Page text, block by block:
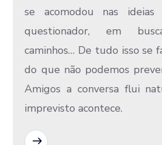
se acomodou nas ideias
questionador, em
caminhos… De tudo isso se
do que não podemos
Amigos a conversa flui
imprevisto acontece.